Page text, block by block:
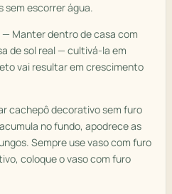
sem escorrer água.
Manter dentro de casa com
de sol real — cultivá-la em
vai resultar em crescimento
cachepô decorativo sem furo
no fundo, apodrece as
Sempre use vaso com furo
coloque o vaso com furo